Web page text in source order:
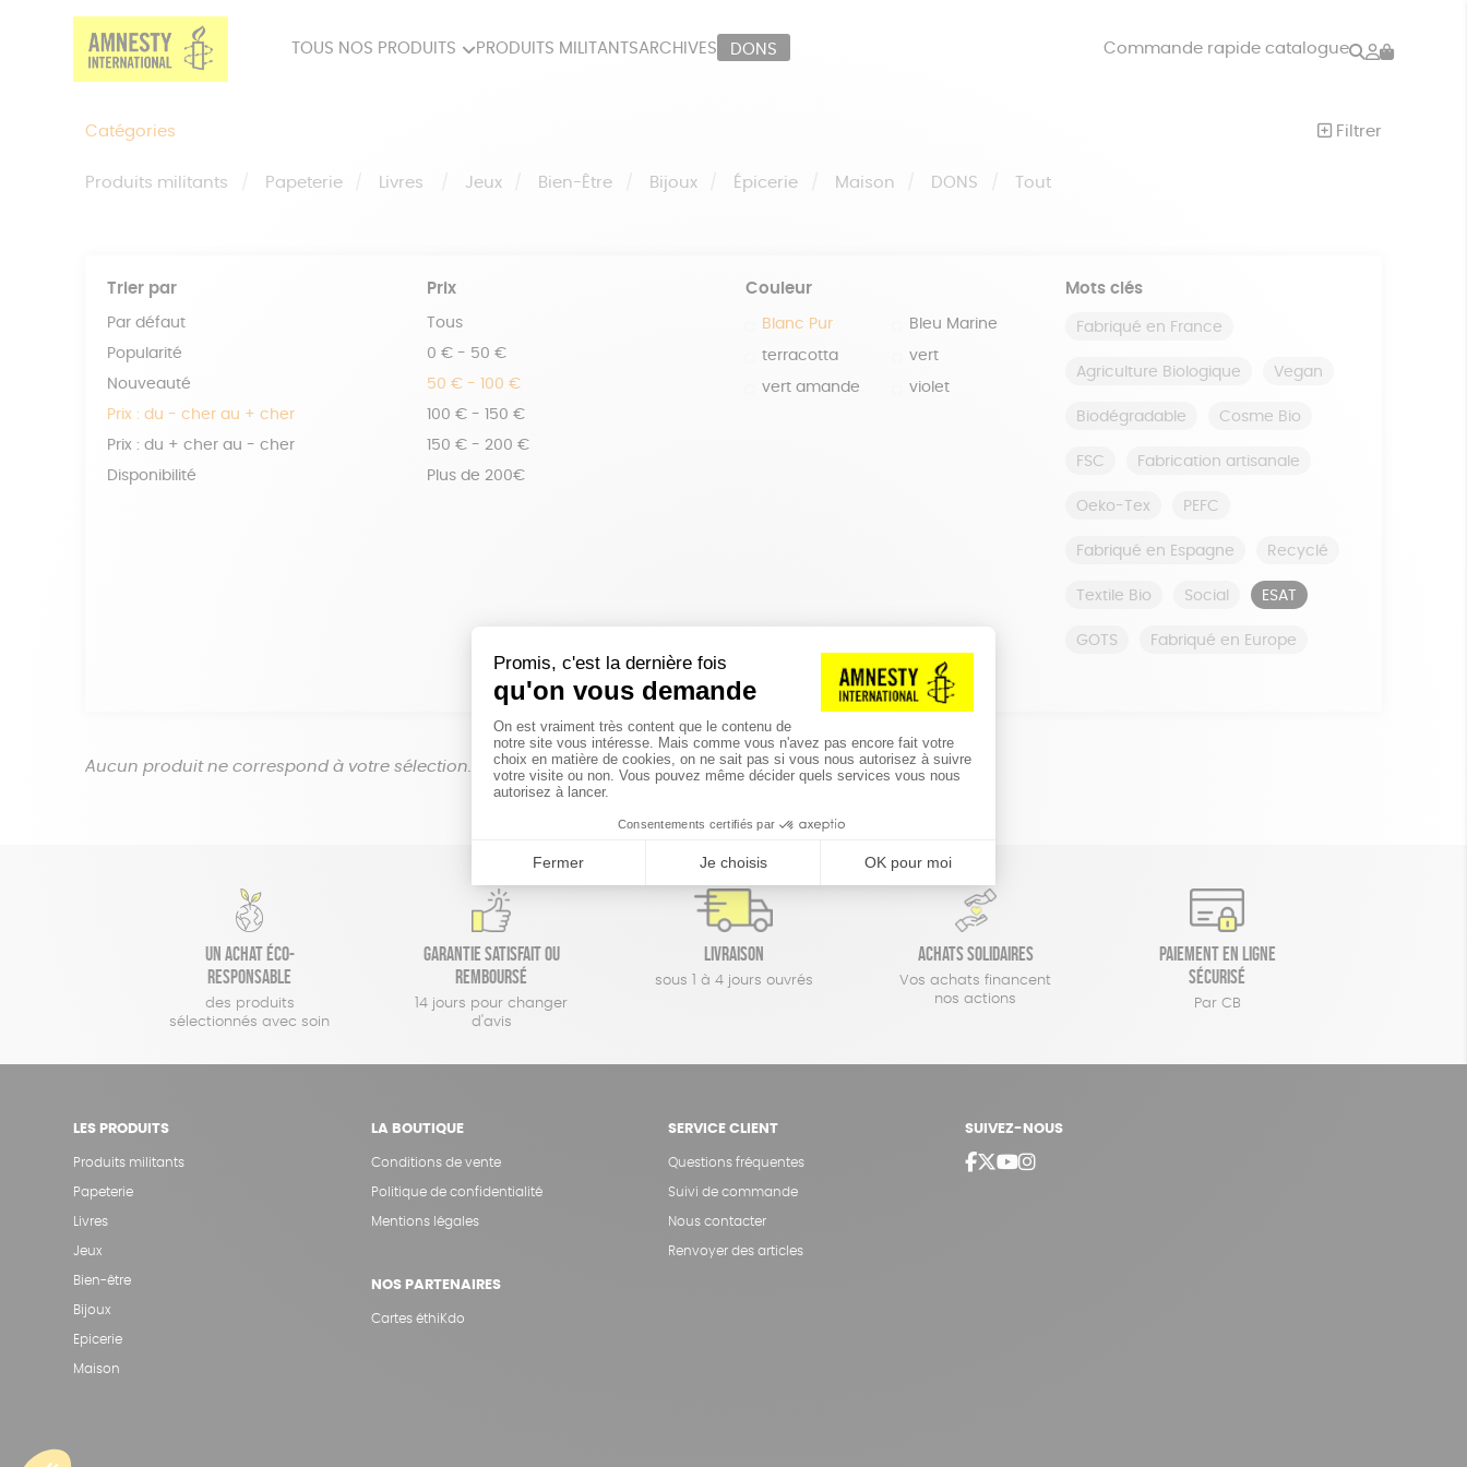
TOUS NOS PRODUITS PRODUITS MILITANTSARCHIVES DONS Commande rapide catalogue Rechercher
Mon
Catégories Filtrer
Produits militants Papeterie Livres Jeux Bien-Être Bijoux Épicerie Maison DONS Tout
Trier par
Par défaut
Popularité
Nouveauté
Prix : du - cher au + cher
Prix : du + cher au - cher
Disponibilité
Prix
Tous
0 € - 50 €
50 € - 100 €
100 € - 150 €
150 € - 200 €
Plus de 200€
Couleur
Blanc Pur Bleu Marine
terracotta vert
vert amande violet
Mots clés
Fabriqué en France
Agriculture Biologique Vegan
Biodégradable Cosme Bio
FSC Fabrication artisanale
Oeko-Tex PEFC
Fabriqué en Espagne Recyclé
Textile Bio Social ESAT
GOTS Fabriqué en Europe
Aucun produit ne correspond à votre sélection.
Un achat éco-
responsable
des produits
sélectionnés avec soin
Garantie satisfait ou
remboursé
14 jours pour changer
d'avis
Livraison
sous 1 à 4 jours ouvrés
Achats solidaires
Vos achats financent
nos actions
Paiement en ligne
sécurisé
Par CB
LES PRODUITS
Produits militants
Papeterie
Livres
Jeux
Bien-être
Bijoux
Epicerie
Maison
LA BOUTIQUE
Conditions de vente
Politique de confidentialité
Mentions légales
NOS PARTENAIRES
Cartes éthiKdo
SERVICE CLIENT
Questions fréquentes
Suivi de commande
Nous contacter
Renvoyer des articles
SUIVEZ-NOUS